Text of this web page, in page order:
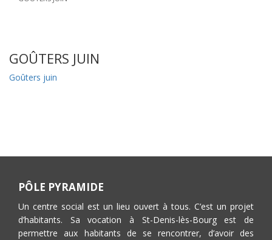
GOÛTERS JUIN
Goûters juin
PÔLE PYRAMIDE
Un centre social est un lieu ouvert à tous. C’est un projet
d’habitants. Sa vocation à St-Denis-lès-Bourg est de
permettre aux habitants de se rencontrer, d’avoir des